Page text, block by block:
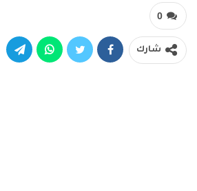
0
شارك